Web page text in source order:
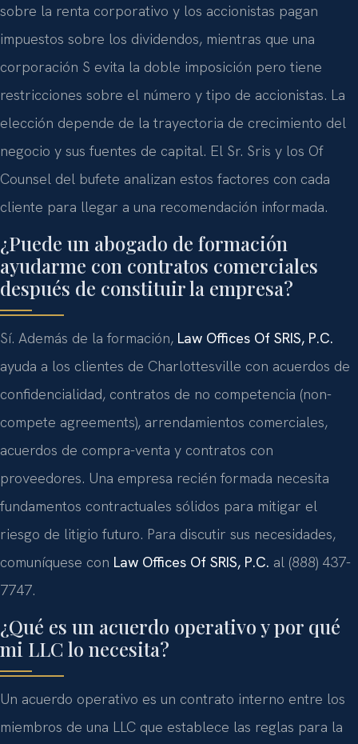
sobre la renta corporativo y los accionistas pagan
impuestos sobre los dividendos, mientras que una
corporación S evita la doble imposición pero tiene
restricciones sobre el número y tipo de accionistas. La
elección depende de la trayectoria de crecimiento del
negocio y sus fuentes de capital. El Sr. Sris y los Of
Counsel del bufete analizan estos factores con cada
cliente para llegar a una recomendación informada.
¿Puede un abogado de formación
ayudarme con contratos comerciales
después de constituir la empresa?
Sí. Además de la formación, Law Offices Of SRIS, P.C.
ayuda a los clientes de Charlottesville con acuerdos de
confidencialidad, contratos de no competencia (non-
compete agreements), arrendamientos comerciales,
acuerdos de compra-venta y contratos con
proveedores. Una empresa recién formada necesita
fundamentos contractuales sólidos para mitigar el
riesgo de litigio futuro. Para discutir sus necesidades,
comuníquese con Law Offices Of SRIS, P.C. al (888) 437-
7747.
¿Qué es un acuerdo operativo y por qué
mi LLC lo necesita?
Un acuerdo operativo es un contrato interno entre los
miembros de una LLC que establece las reglas para la